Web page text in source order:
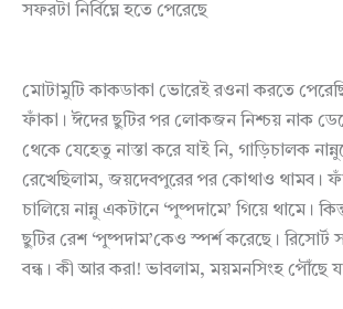
সফরটা নির্বিঘ্নে হতে পেরেছে
মোটামুটি কাকডাকা ভোরেই রওনা করতে
ফাঁকা। ঈদের ছুটির পর লোকজন নিশ্চয় নাক
থেকে যেহেতু নাস্তা করে যাই নি, গাড়িচালক
রেখেছিলাম, জয়দেবপুরের পর কোথাও থামব।
চালিয়ে নান্নু একটানে ‘পুষ্পদামে’ গিয়ে থামে।
ছুটির রেশ ‘পুষ্পদাম’কেও স্পর্শ করেছে। রিসোর্ট
বন্ধ। কী আর করা! ভাবলাম, ময়মনসিংহ পৌঁছে